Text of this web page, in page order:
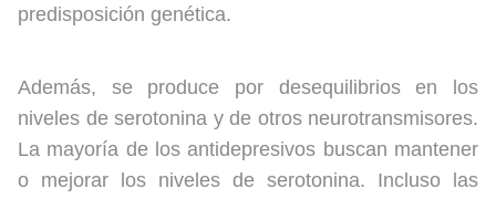
predisposición genética.
Además, se produce por desequilibrios en los
niveles de serotonina y de otros neurotransmisores.
La mayoría de los antidepresivos buscan mantener
o mejorar los niveles de serotonina. Incluso las